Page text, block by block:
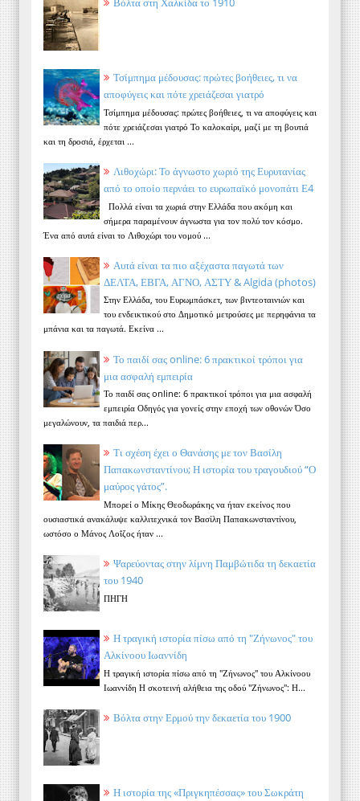
Τσίμπημα μέδουσας: πρώτες βοήθειες, τι να
αποφύγεις και πότε χρειάζεσαι γιατρό
Τσίμπημα μέδουσας: πρώτες βοήθειες, τι να αποφύγεις και
πότε χρειάζεσαι γιατρό Το καλοκαίρι, μαζί με τη βουτιά
και τη δροσιά, έρχεται ...
Λιθοχώρι: Το άγνωστο χωριό της Ευρυτανίας
από το οποίο περνάει το ευρωπαϊκό μονοπάτι Ε4
Πολλά είναι τα χωριά στην Ελλάδα που ακόμη και
σήμερα παραμένουν άγνωστα για τον πολύ τον κόσμο.
Ένα από αυτά είναι το Λιθοχώρι του νομού ...
Αυτά είναι τα πιο αξέχαστα παγωτά των
ΔΕΛΤΑ, ΕΒΓΑ, ΑΓΝΟ, ΑΣΤΥ & Algida (photos)
Στην Ελλάδα, του Ευρωμπάσκετ, των βιντεοταινιών και
του ενδεικτικού στο Δημοτικό μετρούσες με περηφάνια τα
μπάνια και τα παγωτά. Εκείνα ...
Το παιδί σας online: 6 πρακτικοί τρόποι για
μια ασφαλή εμπειρία
Το παιδί σας online: 6 πρακτικοί τρόποι για μια ασφαλή
εμπειρία Οδηγός για γονείς στην εποχή των οθονών Όσο
μεγαλώνουν, τα παιδιά περ...
Τι σχέση έχει ο Θανάσης με τον Βασίλη
Παπακωνσταντίνου; Η ιστορία του τραγουδιού “Ο
μαύρος γάτος”.
Μπορεί ο Μίκης Θεοδωράκης να ήταν εκείνος που
ουσιαστικά ανακάλυψε καλλιτεχνικά τον Βασίλη Παπακωνσταντίνου,
ωστόσο ο Μάνος Λοΐζος ήταν ...
Ψαρεύοντας στην λίμνη Παμβώτιδα τη δεκαετία
του 1940
ΠΗΓΗ
Η τραγική ιστορία πίσω από τη "Ζήνωνος" του
Αλκίνοου Ιωαννίδη
Η τραγική ιστορία πίσω από τη "Ζήνωνος" του Αλκίνοου
Ιωαννίδη Η σκοτεινή αλήθεια της οδού "Ζήνωνος": Η...
Βόλτα στην Ερμού την δεκαετία του 1900
Η ιστορία της «Πριγκηπέσσας» του Σωκράτη